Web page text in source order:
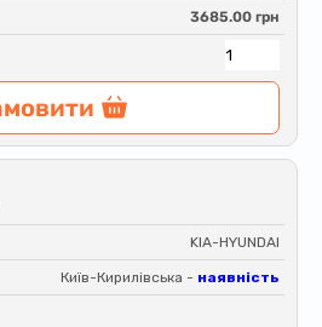
3685.00 грн
KIA-HYUNDAI
Київ-Кирилівська - наявність